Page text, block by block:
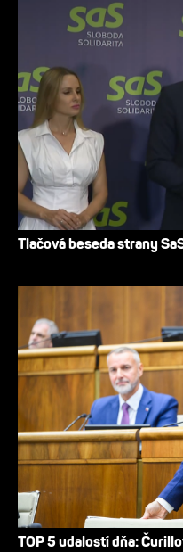
Tlačová beseda strany
TOP 5 udalostí dňa: